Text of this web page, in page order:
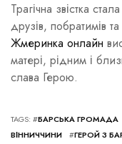
Трагічна звістка
друзів, побратимів
Жмеринка онлайн
матері, рідним і
слава Герою.
TAGS: #БАРСЬКА ГРОМАДА
ВІННИЧЧИНИ
#ГЕРОЙ З